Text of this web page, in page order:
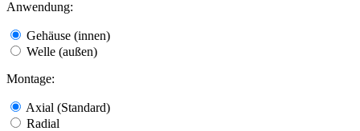
Anwendung:
Gehäuse (innen)
Welle (außen)
Montage:
Axial (Standard)
Radial